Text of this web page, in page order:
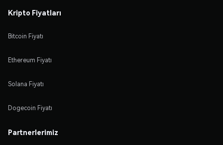
Kripto Fiyatları
Bitcoin Fiyatı
Ethereum Fiyatı
Solana Fiyatı
Dogecoin Fiyatı
Partnerlerimiz